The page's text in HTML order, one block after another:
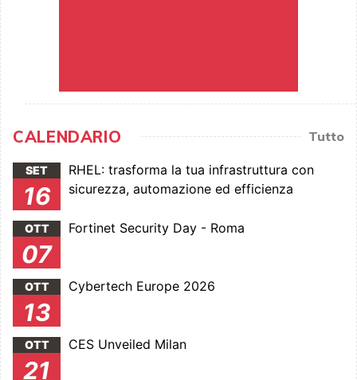
CALENDARIO Tutto
SET
16
RHEL: trasforma la tua infrastruttura con
sicurezza, automazione ed efficienza
OTT
07
Fortinet Security Day - Roma
OTT
13
Cybertech Europe 2026
OTT
21
CES Unveiled Milan